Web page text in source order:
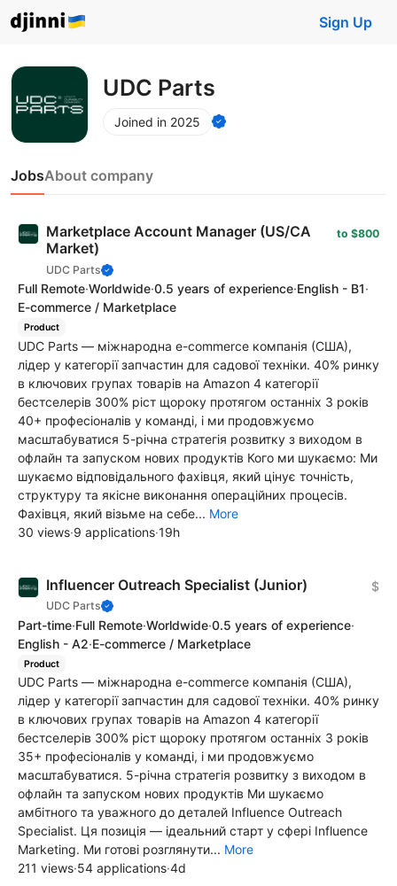
Sign Up
UDC Parts
Joined in 2025
JobsAbout company
Marketplace Account Manager (US/CA
Market)
UDC Parts
to $800
Full Remote·Worldwide·0.5 years of experience·English - B1·
E-commerce / Marketplace
Product
UDC Parts — міжнародна e-commerce компанія (США),
лідер у категорії запчастин для садової техніки. 40% ринку
в ключових групах товарів на Amazon 4 категорії
бестселерів 300% ріст щороку протягом останніх 3 років
40+ професіоналів у команді, і ми продовжуємо
масштабуватися 5-річна стратегія розвитку з виходом в
офлайн та запуском нових продуктів Кого ми шукаємо: Ми
шукаємо відповідального фахівця, який цінує точність,
структуру та якісне виконання операційних процесів.
Фахівця, який візьме на себе... More
30 views·9 applications·19h
Influencer Outreach Specialist (Junior)
UDC Parts
$
Part-time·Full Remote·Worldwide·0.5 years of experience·
English - A2·E-commerce / Marketplace
Product
UDC Parts — міжнародна e-commerce компанія (США),
лідер у категорії запчастин для садової техніки. 40% ринку
в ключових групах товарів на Amazon 4 категорії
бестселерів 300% ріст щороку протягом останніх 3 років
35+ професіоналів у команді, і ми продовжуємо
масштабуватися. 5-річна стратегія розвитку з виходом в
офлайн та запуском нових продуктів Ми шукаємо
амбітного та уважного до деталей Influence Outreach
Specialist. Ця позиція — ідеальний старт у сфері Influence
Marketing. Ми готові розглянути... More
211 views·54 applications·4d